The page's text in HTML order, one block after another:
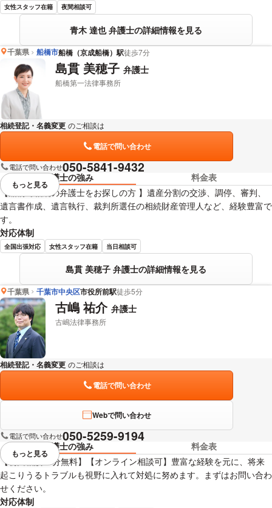
女性スタッフ在籍 夜間相談可
青木 達也 弁護士の詳細情報を見る
千葉県 船橋市船橋（京成船橋）駅徒歩7分
島貫 美穂子 弁護士
船橋第一法律事務所
相続登記・名義変更 のご相談は
電話で問い合わせ
電話で問い合わせ050-5841-9432
弁護士の強み
料金表
【船橋で相続の弁護士をお探しの方 】遺産分割の交渉、調停、審判、
遺言書作成、遺言執行、裁判所選任の相続財産管理人など、経験豊富で
す。
対応体制
全国出張対応 女性スタッフ在籍 当日相談可
島貫 美穂子 弁護士の詳細情報を見る
視覚的に省略されている要素を
もっと見る
千葉県 千葉市中央区市役所前駅徒歩5分
古嶋 祐介 弁護士
古嶋法律事務所
相続登記・名義変更 のご相談は
電話で問い合わせ
Webで問い合わせ
電話で問い合わせ050-5259-9194
弁護士の強み
料金表
【初回相談30分無料】【オンライン相談可】豊富な経験を元に、将来
起こりうるトラブルも視野に入れて対処に努めます。まずはお問い合わ
せください。
対応体制
視覚的に省略されている要素を
もっと見る